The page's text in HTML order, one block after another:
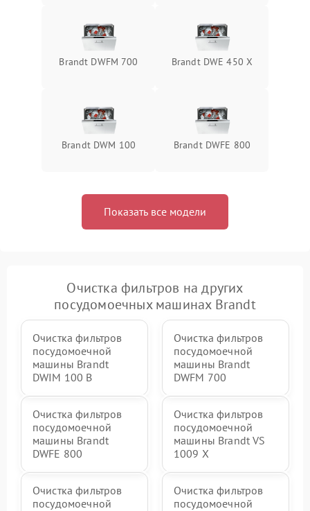
Brandt DWFM 700 Brandt DWE 450 X
Brandt DWM 100 Brandt DWFE 800
Показать все модели
Очистка фильтров на других
посудомоечных машинах Brandt
Очистка фильтров
посудомоечной
машины Brandt
DWIM 100 B
Очистка фильтров
посудомоечной
машины Brandt
DWFM 700
Очистка фильтров
посудомоечной
машины Brandt
DWFE 800
Очистка фильтров
посудомоечной
машины Brandt VS
1009 X
Очистка фильтров
посудомоечной
Очистка фильтров
посудомоечной